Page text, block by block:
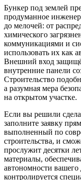
Бункер под землей
продуманное
до мелочей: от
химического
коммуникациями и
использовать их как
Внешний вход
внутренние панели
Строительство
а разумная мера
на открытом участке.
Если вы решили
заполните заявку
выполненный по
строительства, и
прослужит десятки
материалы,
автономности
контролируется